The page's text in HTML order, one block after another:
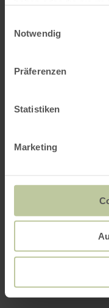
Notwendig
Präferenzen
Statistiken
Marketing